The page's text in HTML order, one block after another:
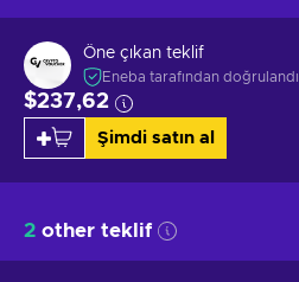
Öne çıkan teklif
Eneba tarafından doğrulandı
$237,62
Şimdi satın al
2 other teklif